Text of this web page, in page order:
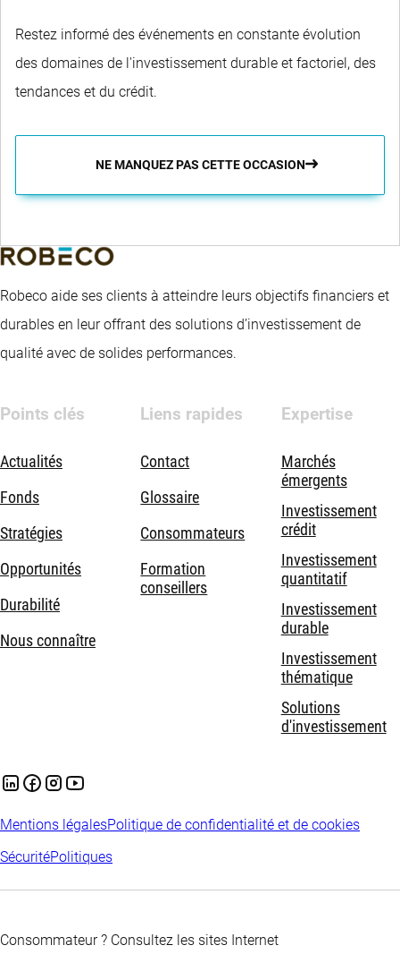
Restez informé des événements en constante évolution
des domaines de l'investissement durable et factoriel, des
tendances et du crédit.
NE MANQUEZ PAS CETTE OCCASION
Robeco aide ses clients à atteindre leurs objectifs financiers et
durables en leur offrant des solutions d’investissement de
qualité avec de solides performances.
Points clés
Actualités
Fonds
Stratégies
Opportunités
Durabilité
Nous connaître
Liens rapides
Contact
Glossaire
Consommateurs
Formation
conseillers
Expertise
Marchés
émergents
Investissement
crédit
Investissement
quantitatif
Investissement
durable
Investissement
thématique
Solutions
d'investissement
Mentions légalesPolitique de confidentialité et de cookies
SécuritéPolitiques
Consommateur ? Consultez les sites Internet